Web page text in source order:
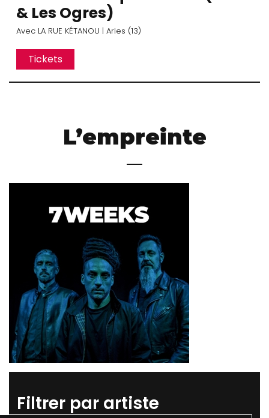
& Les Ogres)
Avec LA RUE KÉTANOU | Arles (13)
Tickets
L’empreinte
Filtrer par artiste